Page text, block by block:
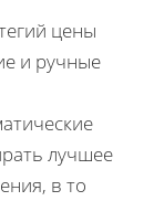
цены
и ручные
лучшее
в то